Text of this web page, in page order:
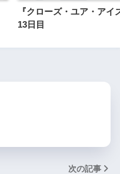
『クローズ・ユア・アイ
13日目
次の記事